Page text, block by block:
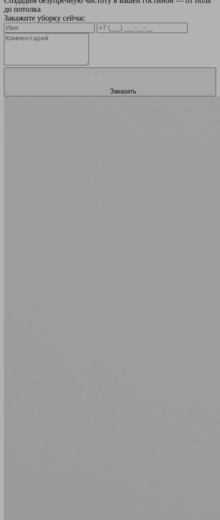
до потолка
Закажите уборку сейчас
Заказать